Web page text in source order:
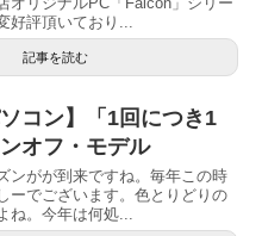
好評頂いており...
記事を読む
ソコン】「1回につき1
オフ・モデル
ンがが到来ですね。毎年この時
ーでございます。色とりどりの
ね。今年は何処...